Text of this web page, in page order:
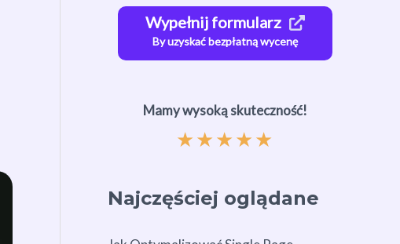
Wypełnij formularz
By uzyskać bezpłatną wycenę
Mamy wysoką skuteczność!
★★★★★
Najczęściej oglądane